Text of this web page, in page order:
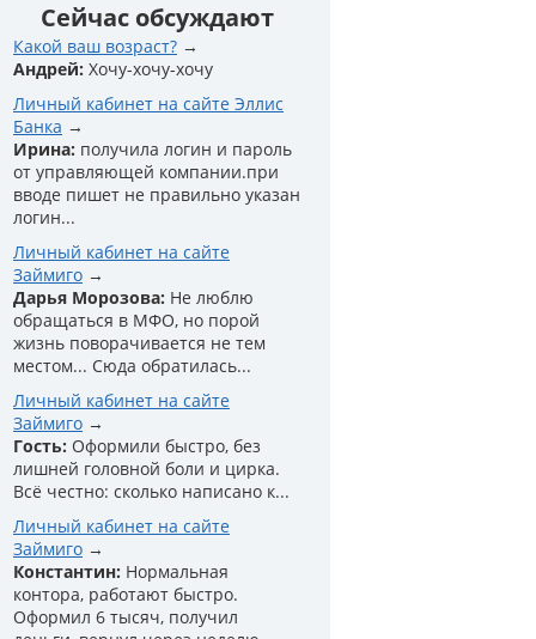
Сейчас обсуждают
Какой ваш возраст?
Андрей: Хочу-хочу-хочу
Личный кабинет на сайте Эллис
Банка
Ирина: получила логин и пароль
от управляющей компании.при
вводе пишет не правильно указан
логин...
Личный кабинет на сайте
Займиго
Дарья Морозова: Не люблю
обращаться в МФО, но порой
жизнь поворачивается не тем
местом... Сюда обратилась...
Личный кабинет на сайте
Займиго
Гость: Оформили быстро, без
лишней головной боли и цирка.
Всё честно: сколько написано к...
Личный кабинет на сайте
Займиго
Константин: Нормальная
контора, работают быстро.
Оформил 6 тысяч, получил